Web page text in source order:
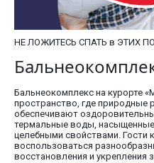
НЕ ЛОЖИТЕСЬ СПАТЬ в ЭТИХ
Бальнеокомплекс на курорте
пространство, где природные
обеспечивают
термальные воды,
целебными свойствами. Гости
воспользоваться
восстановления и укрепления